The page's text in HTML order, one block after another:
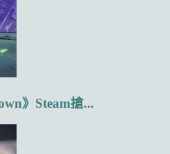
》Steam搶...